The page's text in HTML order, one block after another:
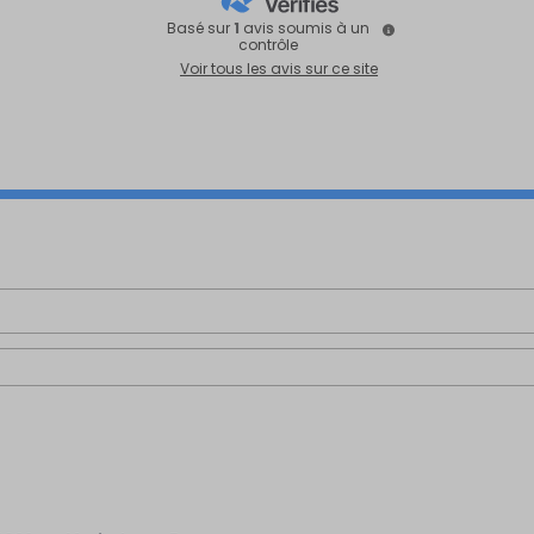
Basé sur 1 avis soumis à un
contrôle
Voir tous les avis sur ce site